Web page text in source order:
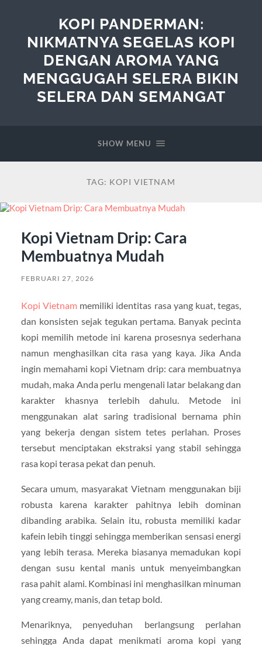
KOPI PANDERMAN:
NIKMATNYA SEGELAS KOPI
DENGAN AROMA YANG
MENGGUGAH SELERA BIKIN
SELERA DAN SEMANGAT
SHOW MENU
TAG: KOPI VIETNAM
Kopi Vietnam Drip: Cara
Membuatnya Mudah
FEBRUARI 27, 2026
Kopi Vietnam memiliki identitas rasa yang kuat, tegas,
dan konsisten sejak tegukan pertama. Banyak pecinta
kopi memilih metode ini karena prosesnya sederhana
namun menghasilkan cita rasa yang kaya. Jika Anda
ingin memahami kopi Vietnam drip: cara membuatnya
mudah, maka Anda perlu mengenali latar belakang dan
karakter khasnya terlebih dahulu. Metode ini
menggunakan alat saring tradisional bernama phin
yang bekerja dengan sistem tetes perlahan. Proses
tersebut menciptakan ekstraksi yang stabil sehingga
rasa kopi terasa pekat dan penuh.
Secara umum, masyarakat Vietnam menggunakan biji
robusta karena karakter pahitnya lebih dominan
dibanding arabika. Selain itu, robusta memiliki kadar
kafein lebih tinggi sehingga memberikan sensasi energi
yang lebih terasa. Mereka biasanya memadukan kopi
dengan susu kental manis untuk menyeimbangkan
rasa pahit alami. Kombinasi ini menghasilkan minuman
yang creamy, manis, dan tetap bold.
Menariknya, penyeduhan berlangsung perlahan
sehingga Anda dapat menikmati aroma kopi yang